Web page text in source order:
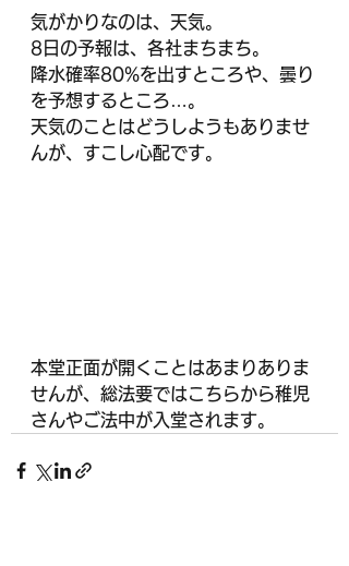
気がかりなのは、天気。
8日の予報は、各社まちまち。
降水確率80%を出すところや、曇り
を予想するところ…。
天気のことはどうしようもありませ
んが、すこし心配です。
本堂正面が開くことはあまりありま
せんが、総法要ではこちらから稚児
さんやご法中が入堂されます。